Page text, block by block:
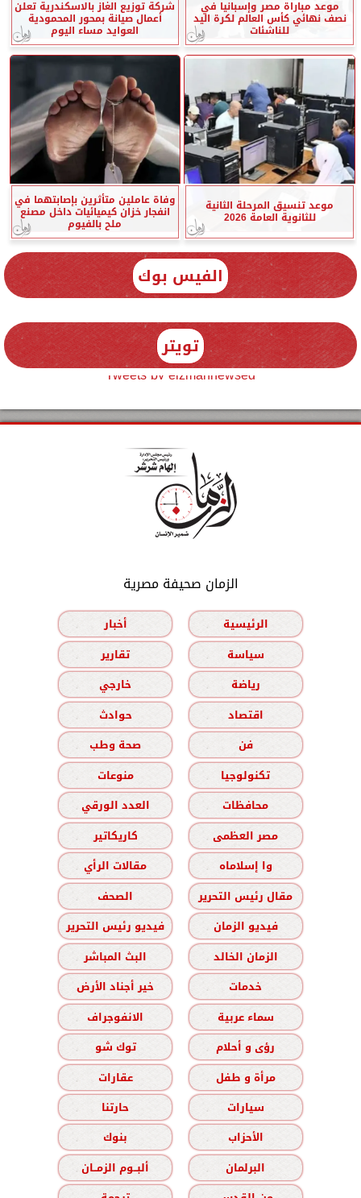
موعد مباراة مصر وإسبانيا في
نصف نهائي كأس العالم لكرة اليد
للناشئات
شركة توزيع الغاز بالاسكندرية تعلن
أعمال صيانة بمحور المحمودية
العوايد مساء اليوم
موعد تنسيق المرحلة الثانية
للثانوية العامة 2026
وفاة عاملين متأثرين بإصابتهما في
انفجار خزان كيميائيات داخل مصنع
ملح بالفيوم
الفيس بوك
تويتر
Tweets by elzmannewseg
الزمان صحيفة مصرية
الرئيسية
أخبار
سياسة
تقارير
رياضة
خارجي
اقتصاد
حوادث
فن
صحة وطب
تكنولوجيا
منوعات
محافظات
العدد الورقي
مصر العظمى
كاريكاتير
وا إسلاماه
مقالات الرأي
مقال رئيس التحرير
الصحف
فيديو الزمان
فيديو رئيس التحرير
الزمان الخالد
البث المباشر
خدمات
خير أجناد الأرض
سماء عربية
الانفوجراف
رؤى و أحلام
توك شو
مرأة و طفل
عقارات
سيارات
حارتنا
الأحزاب
بنوك
البرلمان
ألبــوم الزمــان